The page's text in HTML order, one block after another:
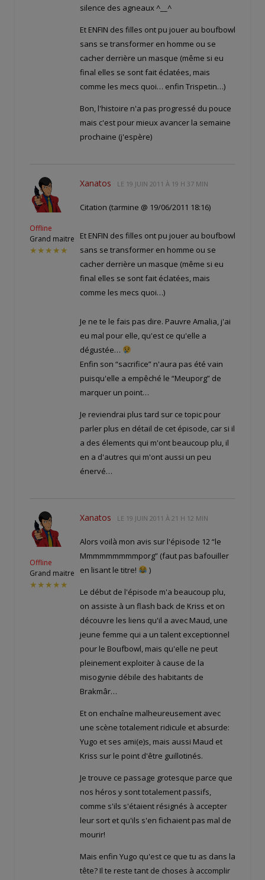
silence des agneaux ^__^
Et ENFIN des filles ont pu jouer au boufbowl
sans se transformer en homme ou se
cacher derrière un masque (même si eu
final elles se sont fait éclatées, mais
comme les mecs quoi… enfin Trispetin…)
Bon, l'histoire n'a pas progressé du pouce
mais c'est pour mieux avancer la semaine
prochaine (j'espère)
Offline
Grand maitre
★★★★★
Xanatos LE 19 JUIN 2011 À 19 H 37 MIN
Citation (tarmine @ 19/06/2011 18:16)
Et ENFIN des filles ont pu jouer au boufbowl
sans se transformer en homme ou se
cacher derrière un masque (même si eu
final elles se sont fait éclatées, mais
comme les mecs quoi…)
Je ne te le fais pas dire. Pauvre Amalia, j'ai
eu mal pour elle, qu'est ce qu'elle a
dégustée…
Enfin son “sacrifice” n'aura pas été vain
puisqu'elle a empêché le “Meuporg” de
marquer un point…
Je reviendrai plus tard sur ce topic pour
parler plus en détail de cet épisode, car si il
a des élements qui m'ont beaucoup plu, il
en a d'autres qui m'ont aussi un peu
énervé…
Offline
Grand maitre
★★★★★
Xanatos LE 19 JUIN 2011 À 21 H 12 MIN
Alors voilà mon avis sur l'épisode 12 “le
Mmmmmmmmmporg” (faut pas bafouiller
en lisant le titre!
)
Le début de l'épisode m'a beaucoup plu,
on assiste à un flash back de Kriss et on
découvre les liens qu'il a avec Maud, une
jeune femme qui a un talent exceptionnel
pour le Boufbowl, mais qu'elle ne peut
pleinement exploiter à cause de la
misogynie débile des habitants de
Brakmâr…
Et on enchaîne malheureusement avec
une scène totalement ridicule et absurde:
Yugo et ses ami(e)s, mais aussi Maud et
Kriss sur le point d'être guillotinés.
Je trouve ce passage grotesque parce que
nos héros y sont totalement passifs,
comme s'ils s'étaient résignés à accepter
leur sort et qu'ils s'en fichaient pas mal de
mourir!
Mais enfin Yugo qu'est ce que tu as dans la
tête? Il te reste tant de choses à accomplir